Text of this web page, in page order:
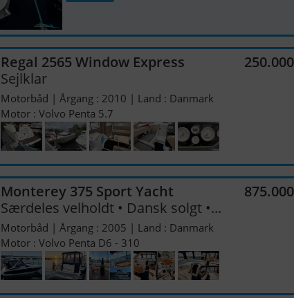
Regal 2565 Window Express
Sejlklar
Motorbåd | Årgang : 2010 | Land : Danmark
Motor : Volvo Penta 5.7
Monterey 375 Sport Yacht
Særdeles velholdt • Dansk solgt •...
Motorbåd | Årgang : 2005 | Land : Danmark
Motor : Volvo Penta D6 - 310